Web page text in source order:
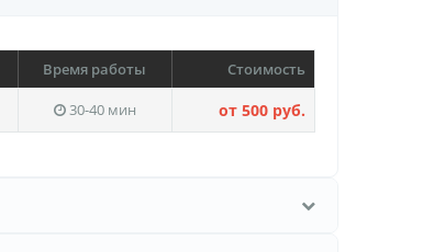
Время работы Стоимость
30-40 мин от 500 руб.